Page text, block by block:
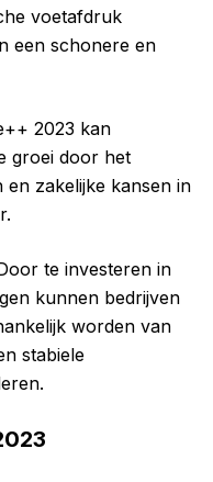
voetafdruk
een schonere en
2023 kan
groei door het
zakelijke kansen in
te investeren in
kunnen bedrijven
worden van
stabiele